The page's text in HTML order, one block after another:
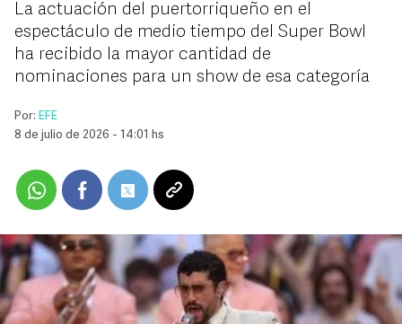
La actuación del puertorriqueño en el
espectáculo de medio tiempo del Super Bowl
ha recibido la mayor cantidad de
nominaciones para un show de esa categoría
Por: EFE
8 de julio de 2026 - 14:01 hs